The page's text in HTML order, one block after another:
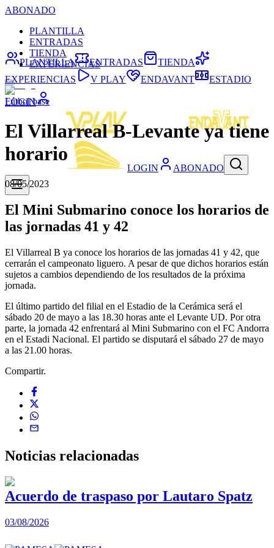
ABONADO
PLANTILLA
ENTRADAS
TIENDA
EXPERIENCIAS
LOGIN
LOGIN ABONADO
PLANTILLA ENTRADAS
TIENDA
EXPERIENCIAS
V PLAY ENDAVANT ESTADIO
Fútbol base
El Villarreal B-Levante ya tiene
horario
08/05/2023
El Mini Submarino conoce los horarios de
las jornadas 41 y 42
El Villarreal B ya conoce los horarios de las jornadas 41 y 42, que
cerrarán el campeonato liguero. A pesar de que dichos horarios están
sujetos a cambios dependiendo de los resultados de la próxima
jornada.
El último partido del filial en el Estadio de la Cerámica será el
sábado 20 de mayo a las 18.30 horas ante el Levante UD. Por otra
parte, la jornada 42 enfrentará al Mini Submarino con el FC Andorra
en el Estadi Nacional. El partido se disputará el sábado 27 de mayo
a las 21.00 horas.
Compartir.
Noticias relacionadas
Acuerdo de traspaso por Lautaro Spatz
03/08/2026